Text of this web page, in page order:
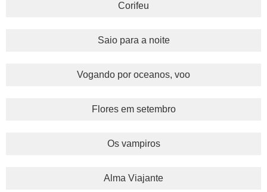
Corifeu
Saio para a noite
Vogando por oceanos, voo
Flores em setembro
Os vampiros
Alma Viajante